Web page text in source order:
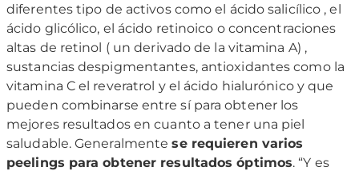
diferentes tipo de activos como el ácido salicílico , el
ácido glicólico, el ácido retinoico o concentraciones
altas de retinol ( un derivado de la vitamina A) ,
sustancias despigmentantes, antioxidantes como la
vitamina C el reveratrol y el ácido hialurónico y que
pueden combinarse entre sí para obtener los
mejores resultados en cuanto a tener una piel
saludable. Generalmentese requieren varios
peelings para obtener resultados óptimos. “Y es